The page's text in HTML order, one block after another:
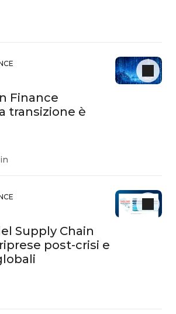
Finance
transizione è
Supply Chain
post-crisi e